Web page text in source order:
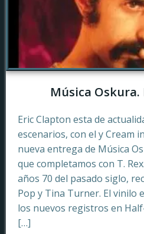
Música Oskura.
Eric Clapton esta de
escenarios, con el y Cream
nueva entrega de Música
que completamos con T.
años 70 del pasado siglo,
Pop y Tina Turner. El vinilo
los nuevos registros en
[…]